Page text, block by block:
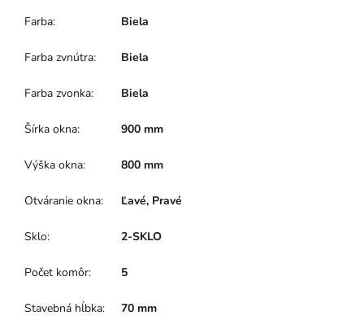
Farba: Biela
Farba zvnútra: Biela
Farba zvonka: Biela
Šírka okna: 900 mm
Výška okna: 800 mm
Otváranie okna: Ľavé, Pravé
Sklo: 2-SKLO
Počet komôr: 5
Stavebná hĺbka: 70 mm